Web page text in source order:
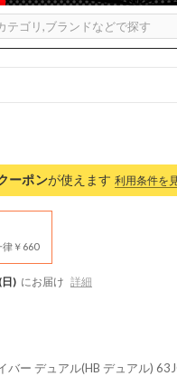
ーポンが使えます 利用条件を
律￥660
) にお届け 詳細
バー デュアル(HB デュアル)